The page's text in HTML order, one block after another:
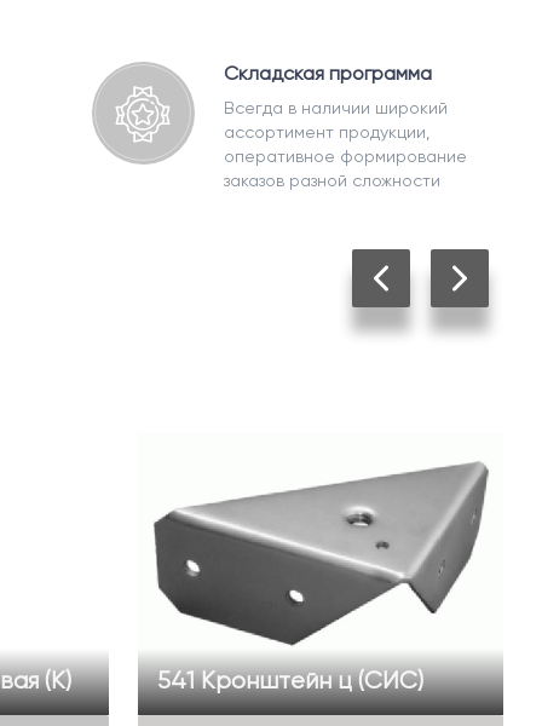
Складская программа
Всегда в наличии широкий
ассортимент продукции,
оперативное формирование
заказов разной сложности
(К) 541 Кронштейн ц (СИС)